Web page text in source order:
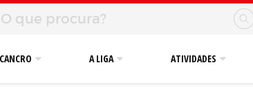
A LIGA ATIVIDADES